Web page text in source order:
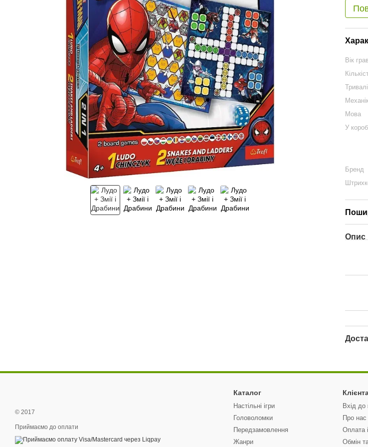
Вік
Мова
У
Бренд
Опис
© 2017
Приймаємо до оплати
Каталог
Настільні ігри
Головоломки
Передзамовлення
Жанри
Вхід до
Про нас
Оплата
Обмін